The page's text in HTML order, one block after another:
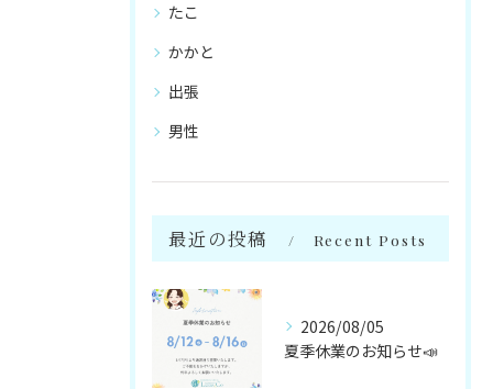
たこ
かかと
出張
男性
最近の投稿 Recent Posts
2026/08/05
夏季休業のお知らせ📣